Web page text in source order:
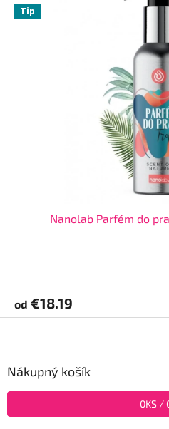
Tip
Nanolab Parfém do
od €18.19
Nákupný košík
0KS /